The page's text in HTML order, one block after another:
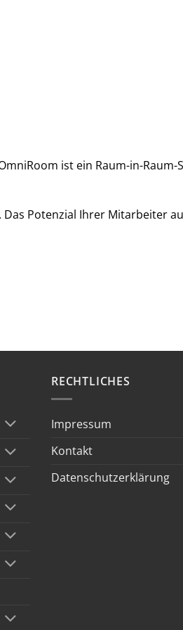
ist ein Raum-in-Raum-
Potenzial Ihrer Mitarbeiter
RECHTLICHES
Impressum
Kontakt
Datenschutzerklärung